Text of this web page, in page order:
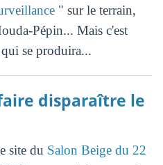
" sur le terrain,
Pépin... Mais c'est
se produira...
disparaître le
site du Salon Beige du 22